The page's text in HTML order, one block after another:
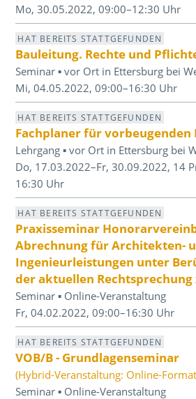
Mo, 30.05.2022, 09:00–12:30 Uhr
HAT BEREITS STATTGEFUNDEN
Bauleitung. Rechte und
Seminar ▪ vor Ort in Ettersburg bei
Mi, 04.05.2022, 09:00–16:30 Uhr
HAT BEREITS STATTGEFUNDEN
Fachplaner für vorbeugenden
Lehrgang ▪ vor Ort in Ettersburg bei
Do, 17.03.2022–Fr, 30.09.2022, 14
16:30 Uhr
HAT BEREITS STATTGEFUNDEN
Praxisseminar
Abrechnung für Architekten-
Ingenieurleistungen unter
der aktuellen Rechtsprechung
Seminar ▪ Online-Veranstaltung
Fr, 04.02.2022, 09:00–16:30 Uhr
HAT BEREITS STATTGEFUNDEN
VOB/B - Grundlagenseminar
(Hybrid-Veranstaltung: Online-
Seminar ▪ Online-Veranstaltung